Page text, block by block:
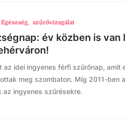
Egészség, szűrővizsgálat
év közben is
az idei ingyenes férfi szűrőnap, amit
meg szombaton. Míg 2011-ben
az ingyenes szűrésekre.